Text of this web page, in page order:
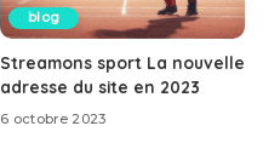
blog
Streamons sport La nouvelle
adresse du site en 2023
6 octobre 2023